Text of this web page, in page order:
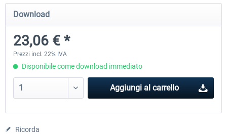
Download
23,06 € *
Prezzi incl. 22% IVA
Disponibile come download immediato
Aggiungi al carrello
Ricorda